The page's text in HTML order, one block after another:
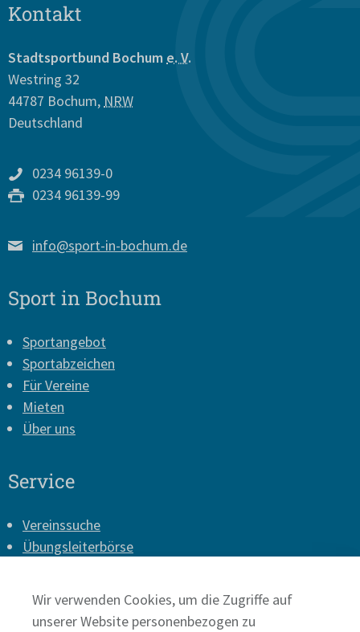
Kontakt
Stadtsportbund Bochum e. V.
Westring 32
44787 Bochum, NRW
Deutschland
0234 96139-0
0234 96139-99
info@sport-in-bochum.de
Sport in Bochum
Sportangebot
Sportabzeichen
Für Vereine
Mieten
Über uns
Service
Vereinssuche
Übungsleiterbörse
Presse
Wir verwenden Cookies, um die Zugriffe auf
unserer Website personenbezogen zu